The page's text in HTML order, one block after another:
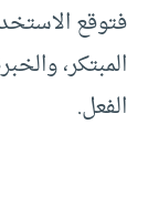
فتوقع
المبتكر،
الفعل.